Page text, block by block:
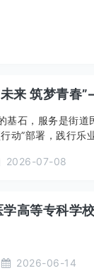
基石，服务是街道
动”部署，践行乐
2026-07-08
2026-06-14